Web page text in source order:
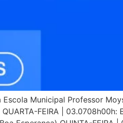
Municipal Professor
FEIRA |